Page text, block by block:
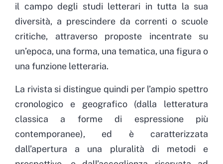
il campo degli studi letterari in tutta la sua
diversità, a prescindere da correnti o scuole
critiche, attraverso proposte incentrate su
un’epoca, una forma, una tematica, una figura o
una funzione letteraria.
La rivista si distingue quindi per l’ampio spettro
cronologico e geografico (dalla letteratura
classica a forme di espressione più
contemporanee), ed è caratterizzata
dall’apertura a una pluralità di metodi e